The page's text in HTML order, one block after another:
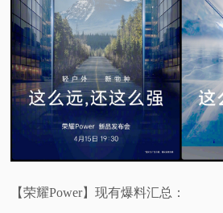
【荣耀Power】现有爆料汇总：